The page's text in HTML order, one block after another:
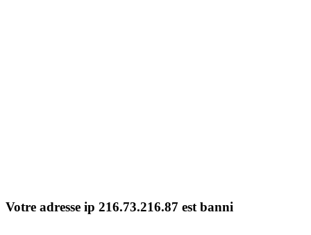
Votre adresse ip 216.73.216.87 est banni